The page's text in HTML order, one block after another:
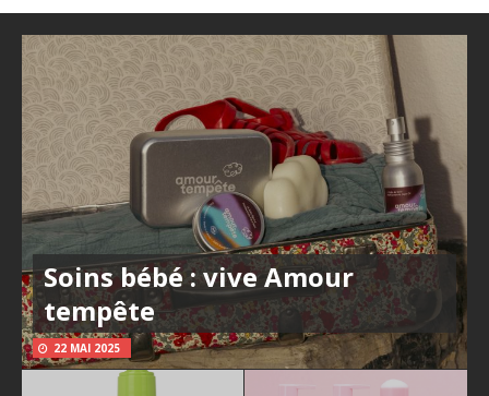
Soins bébé : vive Amour
tempête
22 MAI 2025